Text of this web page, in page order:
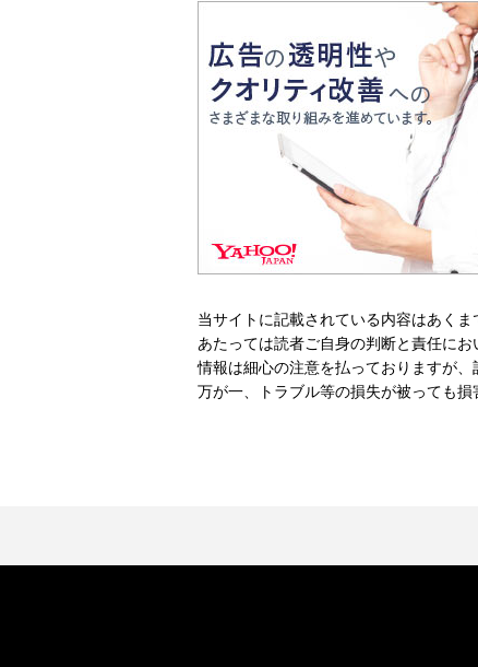
当サイトに記載されている内容はあく
あたっては読者ご自身の判断と責任に
情報は細心の注意を払っておりますが
万が一、トラブル等の損失が被っても